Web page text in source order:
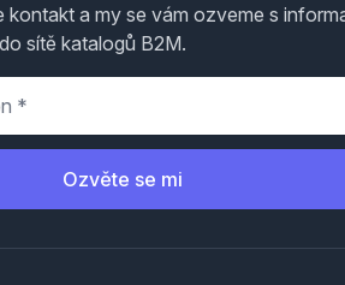
kontakt a my se vám ozveme s
sítě katalogů B2M.
Ozvěte se mi